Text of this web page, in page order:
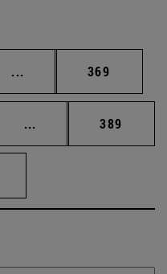
... Páginas intermedias
Página
369
... Páginas intermedias
Página
389